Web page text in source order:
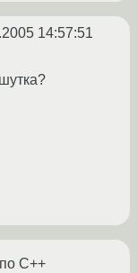
14:57:51
С++